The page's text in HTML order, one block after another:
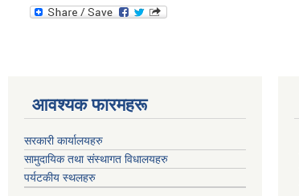
आवश्यक फारमहरू
सरकारी कार्यालयहरु
सामुदायिक तथा संस्थागत विधालयहरु
पर्यटकीय स्थलहरु